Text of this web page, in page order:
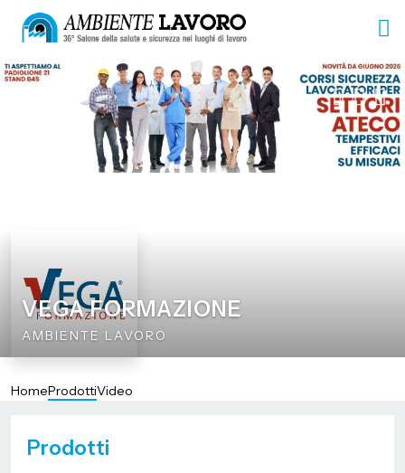
VEGA FORMAZIONE
AMBIENTE LAVORO
HomeProdottiVideo
Prodotti